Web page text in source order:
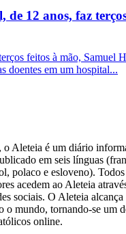
de 12 anos, faz
feitos à mão, Samuel
doentes em um hospital...
o Aleteia é um diário
em seis línguas
polaco e esloveno).
acedem ao Aleteia
sociais. O Aleteia
o mundo, tornando-se um
online.